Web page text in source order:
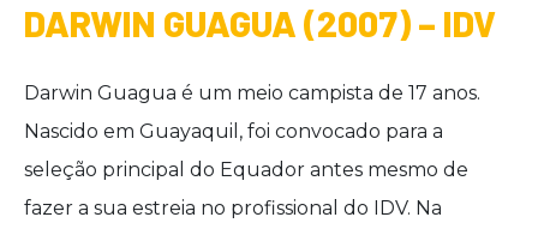
DARWIN GUAGUA (2007) – IDV
Darwin Guagua é um meio campista de 17 anos.
Nascido em Guayaquil, foi convocado para a
seleção principal do Equador antes mesmo de
fazer a sua estreia no profissional do IDV. Na